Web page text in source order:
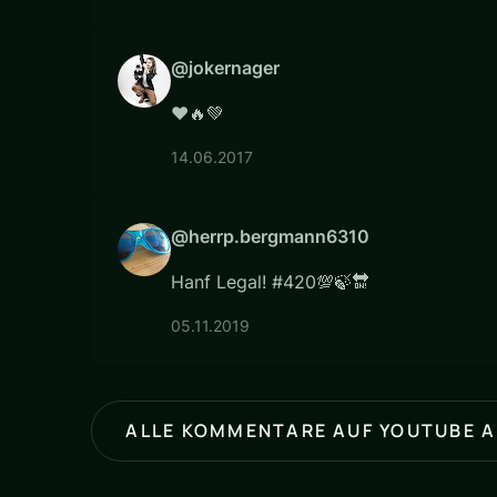
@jokernager
❤️🔥💚
14.06.2017
@herrp.bergmann6310
Hanf Legal! #420💯🍃🔛
05.11.2019
ALLE KOMMENTARE AUF YOUTUBE